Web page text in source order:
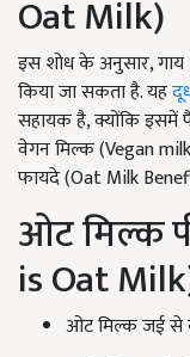
Oat Milk)
इस शोध के अनुसार,
किया जा सकता है. यह
सहायक है, क्योंकि इसमें
वेगन मिल्क (Vegan
फायदे (Oat Milk
ओट मिल्क
is Oat
ओट मिल्क जई से